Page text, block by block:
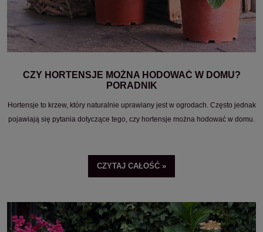
CZY HORTENSJE MOŻNA HODOWAĆ W DOMU?
PORADNIK
Hortensje to krzew, który naturalnie uprawiany jest w ogrodach. Często jednak
pojawiają się pytania dotyczące tego, czy hortensje można hodować w domu.
CZYTAJ CAŁOŚĆ »